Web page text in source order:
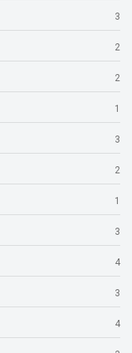
3
2
2
1
3
2
1
3
4
3
4